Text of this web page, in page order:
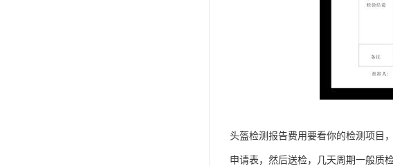
头盔检测报告费用要看你的检测项目
申请表，然后送检，几天周期一般质